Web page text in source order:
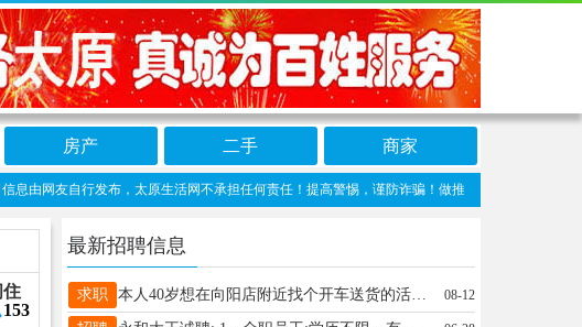
房产 二手 商家
由网友自行发布，太原生活网不承担任何责任！提高警惕，谨防诈骗！做推广、做信息置顶！请加
住
153
最新招聘信息
求职 本人40岁想在向阳店附近找个开车送货的活C1本有需要的老板联系13466873453 08-12